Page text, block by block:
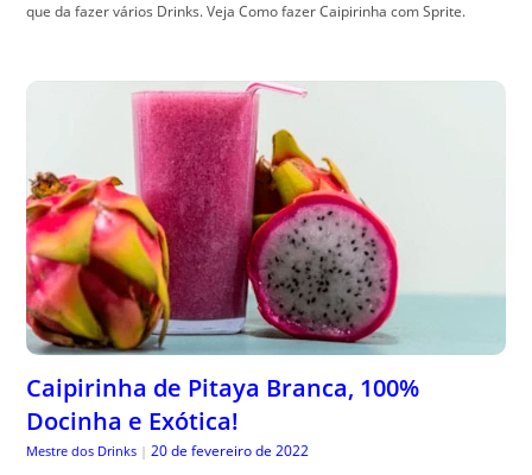
que da fazer vários Drinks. Veja Como fazer Caipirinha com Sprite.
Caipirinha de Pitaya Branca, 100%
Docinha e Exótica!
Mestre dos Drinks | 20 de fevereiro de 2022